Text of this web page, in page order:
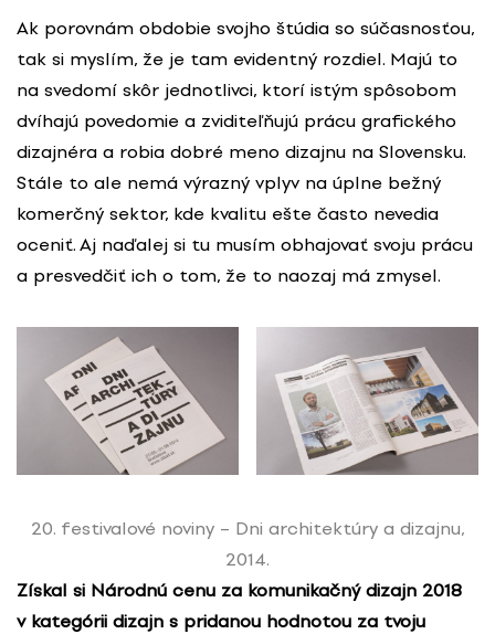
Ak porovnám obdobie svojho štúdia so súčasnosťou,
tak si myslím, že je tam evidentný rozdiel. Majú to
na svedomí skôr jednotlivci, ktorí istým spôsobom
dvíhajú povedomie a zviditeľňujú prácu grafického
dizajnéra a robia dobré meno dizajnu na Slovensku.
Stále to ale nemá výrazný vplyv na úplne bežný
komerčný sektor, kde kvalitu ešte často nevedia
oceniť. Aj naďalej si tu musím obhajovať svoju prácu
a presvedčiť ich o tom, že to naozaj má zmysel.
20. festivalové noviny – Dni architektúry a dizajnu,
2014.
Získal si Národnú cenu za komunikačný dizajn 2018
v kategórii dizajn s pridanou hodnotou za tvoju